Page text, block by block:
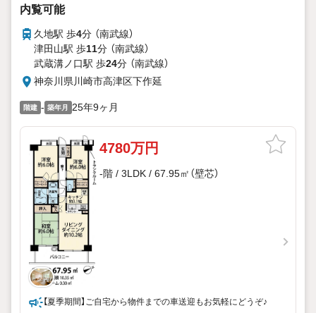
内覧可能
久地駅 歩4分 （南武線）
津田山駅 歩11分 （南武線）
武蔵溝ノ口駅 歩24分 （南武線）
神奈川県川崎市高津区下作延
階建 - 築年月 25年9ヶ月
4780万円
-階 / 3LDK / 67.95㎡（壁芯）
【夏季期間】ご自宅から物件までの車送迎もお気軽にどうぞ♪